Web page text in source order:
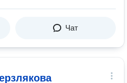
Чат